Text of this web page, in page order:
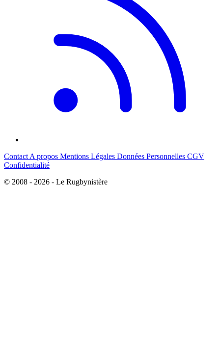
Contact A propos Mentions Légales Données Personnelles CGV
Confidentialité
© 2008 - 2026 - Le Rugbynistère